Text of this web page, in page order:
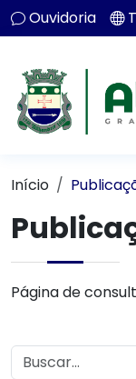
Ouvidoria
Início
Página de